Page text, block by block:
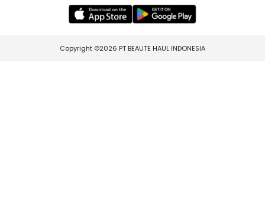
Copyright ©2026 PT BEAUTE HAUL INDONESIA